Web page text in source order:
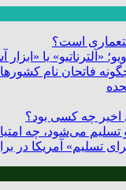
است؟
«آلترناتیو» یا
فاتحان نام
اخیر چه کسی بود؟
می‌شود، چه
تسلیم» آمریکا در